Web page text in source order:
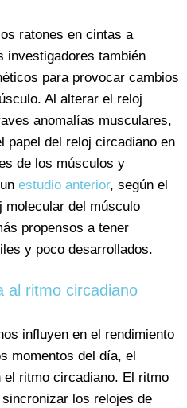
ratones en cintas a
investigadores también
para provocar cambios
Al alterar el reloj
anomalías musculares,
papel del reloj circadiano en
de los músculos y
estudio anterior, según el
molecular del músculo
propensos a tener
y poco desarrollados.
al ritmo circadiano
influyen en el rendimiento
momentos del día, el
ritmo circadiano. El ritmo
los relojes de